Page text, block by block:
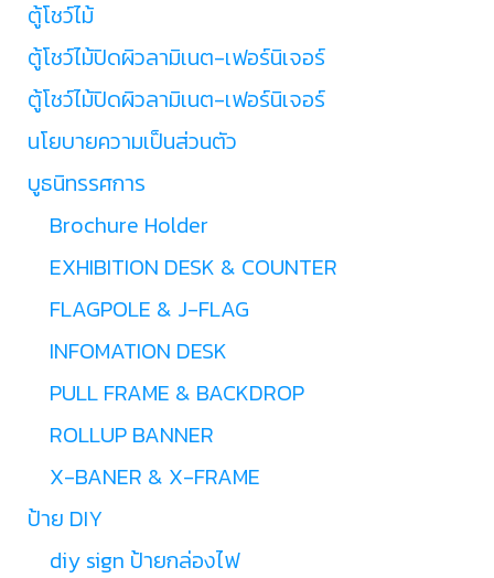
ตู้โชว์ไม้
ตู้โชว์ไม้ปิดผิวลามิเนต-เฟอร์นิเจอร์
ตู้โชว์ไม้ปิดผิวลามิเนต-เฟอร์นิเจอร์
นโยบายความเป็นส่วนตัว
บูธนิทรรศการ
Brochure Holder
EXHIBITION DESK & COUNTER
FLAGPOLE & J-FLAG
INFOMATION DESK
PULL FRAME & BACKDROP
ROLLUP BANNER
X-BANER & X-FRAME
ป้าย DIY
diy sign ป้ายกล่องไฟ